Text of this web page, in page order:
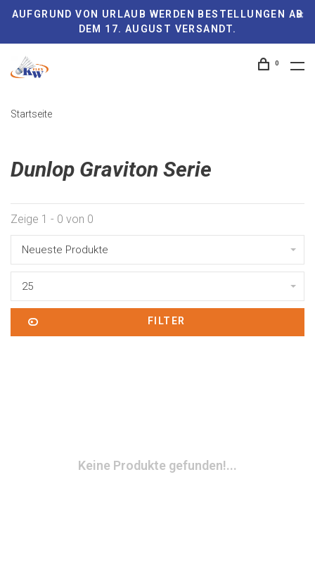
AUFGRUND VON URLAUB WERDEN BESTELLUNGEN AB
DEM 17. AUGUST VERSANDT.
0
Startseite
Dunlop Graviton Serie
Zeige 1 - 0 von 0
Neueste Produkte
25
FILTER
Keine Produkte gefunden!...